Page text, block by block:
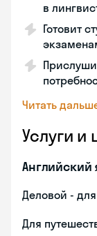
в
Готовит
Читать
Услуги и
Английский
Деловой -
Для